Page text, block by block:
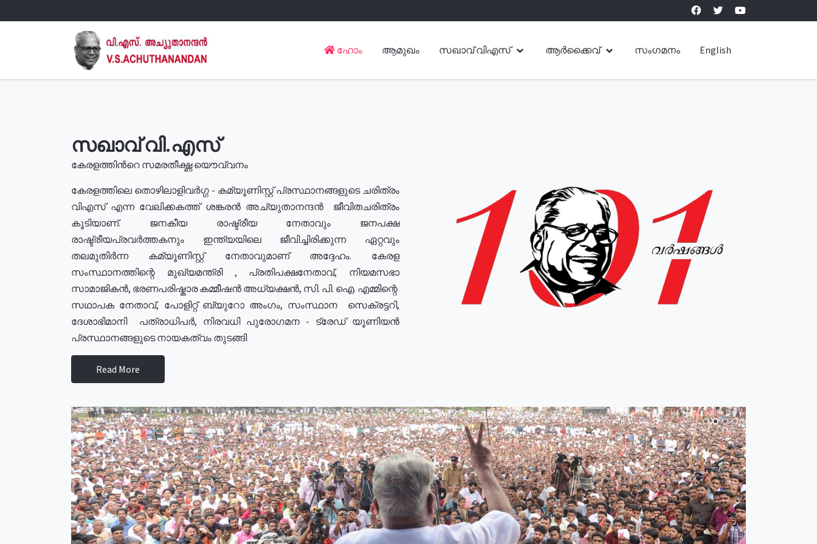
ഹോം ആമുഖം സഖാവ് വിഎസ് ആർക്കൈവ് സംഗമനം English
സഖാവ് വി.എസ്
കേരളത്തിൻറെ സമരതീക്ഷ്ണ യൌവ്വനം
കേരളത്തിലെ തൊഴിലാളിവർഗ്ഗ - കമ്യൂണിസ്റ്റ് പ്രസ്ഥാനങ്ങളുടെ ചരിത്രം
വിഎസ് എന്ന വേലിക്കകത്ത് ശങ്കരൻ അച്യുതാനന്ദൻ ജീവിതചരിത്രം
കൂടിയാണ്. ജനകീയ രാഷ്ട്രീയ നേതാവും ജനപക്ഷ
രാഷ്ട്രീയപ്രവർത്തകനും ഇന്ത്യയിലെ ജീവിച്ചിരിക്കുന്ന ഏറ്റവും
തലമുതിർന്ന കമ്യൂണിസ്റ്റ് നേതാവുമാണ് അദ്ദേഹം. കേരള
സംസ്ഥാനത്തിന്റെ മുഖ്യമന്ത്രി , പ്രതിപക്ഷനേതാവ്, നിയമസഭാ
സാമാജികൻ, ഭരണപരിഷ്കാര കമ്മീഷൻ അധ്യക്ഷൻ, സി. പി. ഐ. എമ്മിന്റെ
സഥാപക നേതാവ്, പോളിറ്റ് ബ്യുറോ അംഗം, സംസ്ഥാന സെക്രട്ടറി,
ദേശാഭിമാനി പത്രാധിപർ, നിരവധി പുരോഗമന - ട്രേഡ് യൂണിയൻ
പ്രസ്ഥാനങ്ങളുടെ നായകത്വം തുടങ്ങി
Read More